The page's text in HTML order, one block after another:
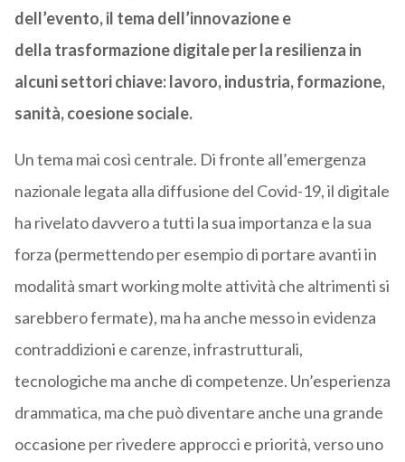
dell’evento, il tema dell’innovazione e
della trasformazione digitale per la resilienza in
alcuni settori chiave: lavoro, industria, formazione,
sanità, coesione sociale.
Un tema mai così centrale. Di fronte all’emergenza
nazionale legata alla diffusione del Covid-19, il digitale
ha rivelato davvero a tutti la sua importanza e la sua
forza (permettendo per esempio di portare avanti in
modalità smart working molte attività che altrimenti si
sarebbero fermate), ma ha anche messo in evidenza
contraddizioni e carenze, infrastrutturali,
tecnologiche ma anche di competenze. Un’esperienza
drammatica, ma che può diventare anche una grande
occasione per rivedere approcci e priorità, verso uno